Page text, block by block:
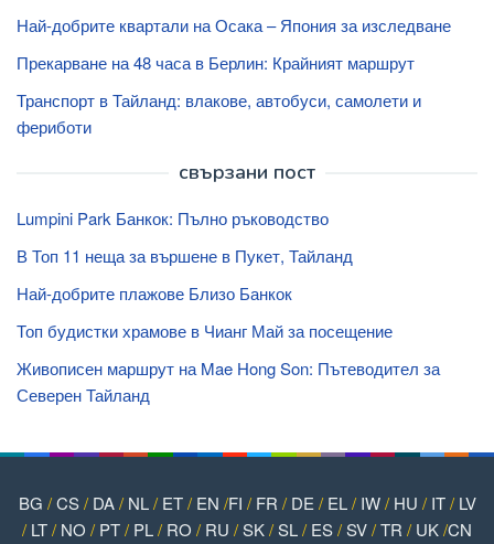
Най-добрите квартали на Осака – Япония за изследване
Прекарване на 48 часа в Берлин: Крайният маршрут
Транспорт в Тайланд: влакове, автобуси, самолети и
фериботи
свързани пост
Lumpini Park Банкок: Пълно ръководство
В Топ 11 неща за вършене в Пукет, Тайланд
Най-добрите плажове Близо Банкок
Топ будистки храмове в Чианг Май за посещение
Живописен маршрут на Mae Hong Son: Пътеводител за
Северен Тайланд
BG /CS/ DA/ NL/ ET/ EN /FI / FR / DE / EL/ IW/ HU / IT/ LV
/ LT/ NO / PT/ PL/ RO / RU /SK/SL/ ES/SV/TR / UK/CN